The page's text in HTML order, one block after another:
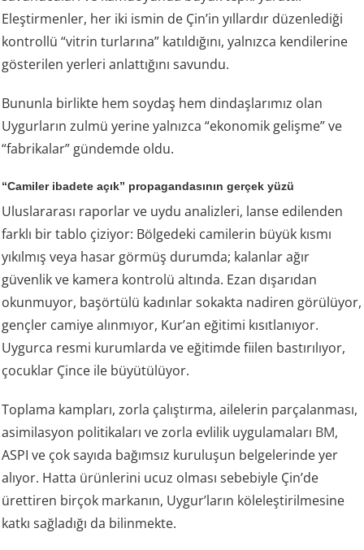
Eleştirmenler, her iki ismin de Çin’in yıllardır düzenlediği
kontrollü “vitrin turlarına” katıldığını, yalnızca kendilerine
gösterilen yerleri anlattığını savundu.
Bununla birlikte hem soydaş hem dindaşlarımız olan
Uygurların zulmü yerine yalnızca “ekonomik gelişme” ve
“fabrikalar” gündemde oldu.
Uluslararası raporlar ve uydu analizleri, lanse edilenden
farklı bir tablo çiziyor: Bölgedeki camilerin büyük kısmı
yıkılmış veya hasar görmüş durumda; kalanlar ağır
güvenlik ve kamera kontrolü altında. Ezan dışarıdan
okunmuyor, başörtülü kadınlar sokakta nadiren görülüyor,
gençler camiye alınmıyor, Kur’an eğitimi kısıtlanıyor.
Uygurca resmi kurumlarda ve eğitimde fiilen bastırılıyor,
çocuklar Çince ile büyütülüyor.
Toplama kampları, zorla çalıştırma, ailelerin parçalanması,
asimilasyon politikaları ve zorla evlilik uygulamaları BM
ASPI ve çok sayıda bağımsız kuruluşun belgelerinde yer
alıyor. Hatta ürünlerini ucuz olması sebebiyle Çin’de
ürettiren birçok markanın, Uygur’ların köleleştirilmesine
katkı sağladığı da bilinmekte.